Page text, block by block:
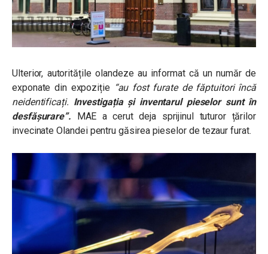
Ulterior, autoritățile olandeze au informat că un număr de
exponate din expoziție “au fost furate de făptuitori încă
neidentificați. Investigația și inventarul pieselor sunt în
desfășurare”. MAE a cerut deja sprijinul tuturor țărilor
invecinate Olandei pentru găsirea pieselor de tezaur furat.